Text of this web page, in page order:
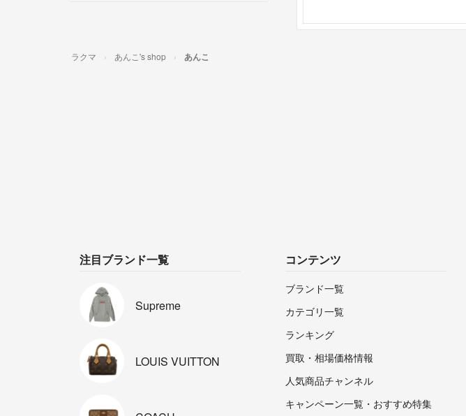
ラクマ あんこ's shop あんこ
注目ブランド一覧
Supreme
LOUIS VUITTON
コンテンツ
ブランド一覧
カテゴリ一覧
ランキング
買取・相場価格情報
人気商品チャンネル
キャンペーン一覧・おすすめ特集